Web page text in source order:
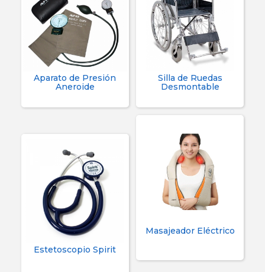
Aparato de Presión
Aneroide
Silla de Ruedas
Desmontable
Estetoscopio Spirit
Masajeador Eléctrico